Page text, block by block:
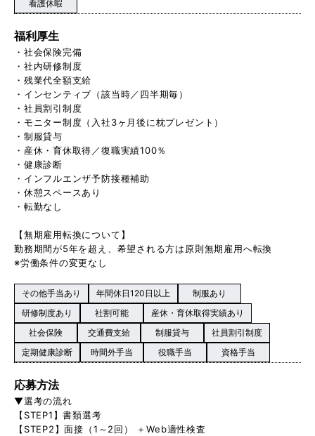
看護休暇
福利厚生
・社会保険完備
・社内研修制度
・残業代全額支給
・インセンティブ（該当時／四半期毎）
・社員割引制度
・モニター制度（入社3ヶ月後に枕プレゼント）
・制服貸与
・産休・育休取得／復職実績100％
・健康診断
・インフルエンザ予防接種補助
・休憩スペースあり
・転勤なし
【無期雇用転換について】
勤務期間が5年を超え、希望される方は原則無期雇用へ転換
※労働条件の変更なし
その他手当あり 年間休日120日以上
制服あり
研修制度あり
社割可能
産休・育休取得実績あり
社会保険
交通費支給 制服貸与
社員割引制度
定期健康診断
時間外手当 役職手当 資格手当
応募方法
▼選考の流れ
【STEP1】書類選考
【STEP2】面接（1～2回） ＋Web適性検査